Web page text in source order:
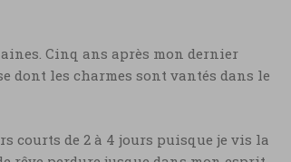
Cinq ans après mon dernier
dont les charmes sont vantés dans le
courts de 2 à 4 jours puisque je vis la